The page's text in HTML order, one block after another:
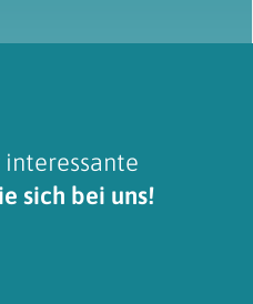
sich bei uns!